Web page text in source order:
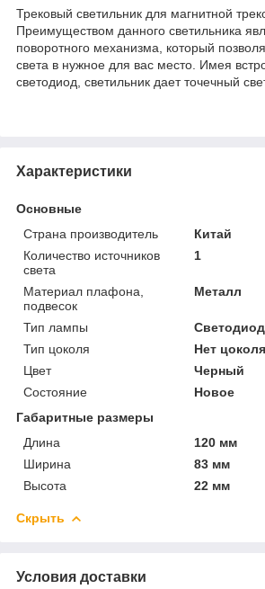
Трековый светильник для магнитной
Преимуществом данного светильника
поворотного механизма, который
света в нужное для вас место. Имея
светодиод, светильник дает точечный
Характеристики
Основные
Страна производитель
Китай
Количество источников
света
1
Материал плафона,
подвесок
Металл
Тип лампы
Тип цоколя
Нет цоколя
Цвет
Черный
Состояние
Новое
Габаритные размеры
Длина
120 мм
Ширина
83 мм
Высота
22 мм
Скрыть
Условия доставки